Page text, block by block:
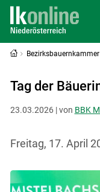
Bezirksbauernkammer
Tag der
23.03.2026 | von BBK
Freitag, 17. April